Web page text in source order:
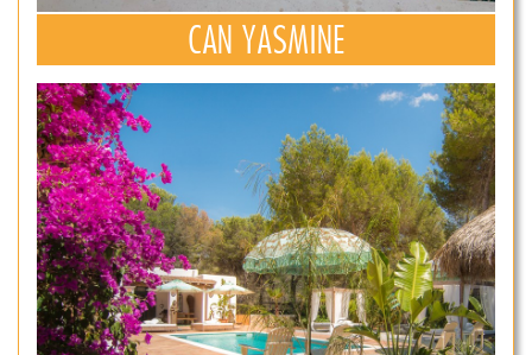
CAN YASMINE